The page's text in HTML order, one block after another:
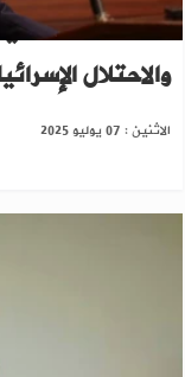
المبعوث
والاحتلال
الاثنين : 07 يوليو 2025